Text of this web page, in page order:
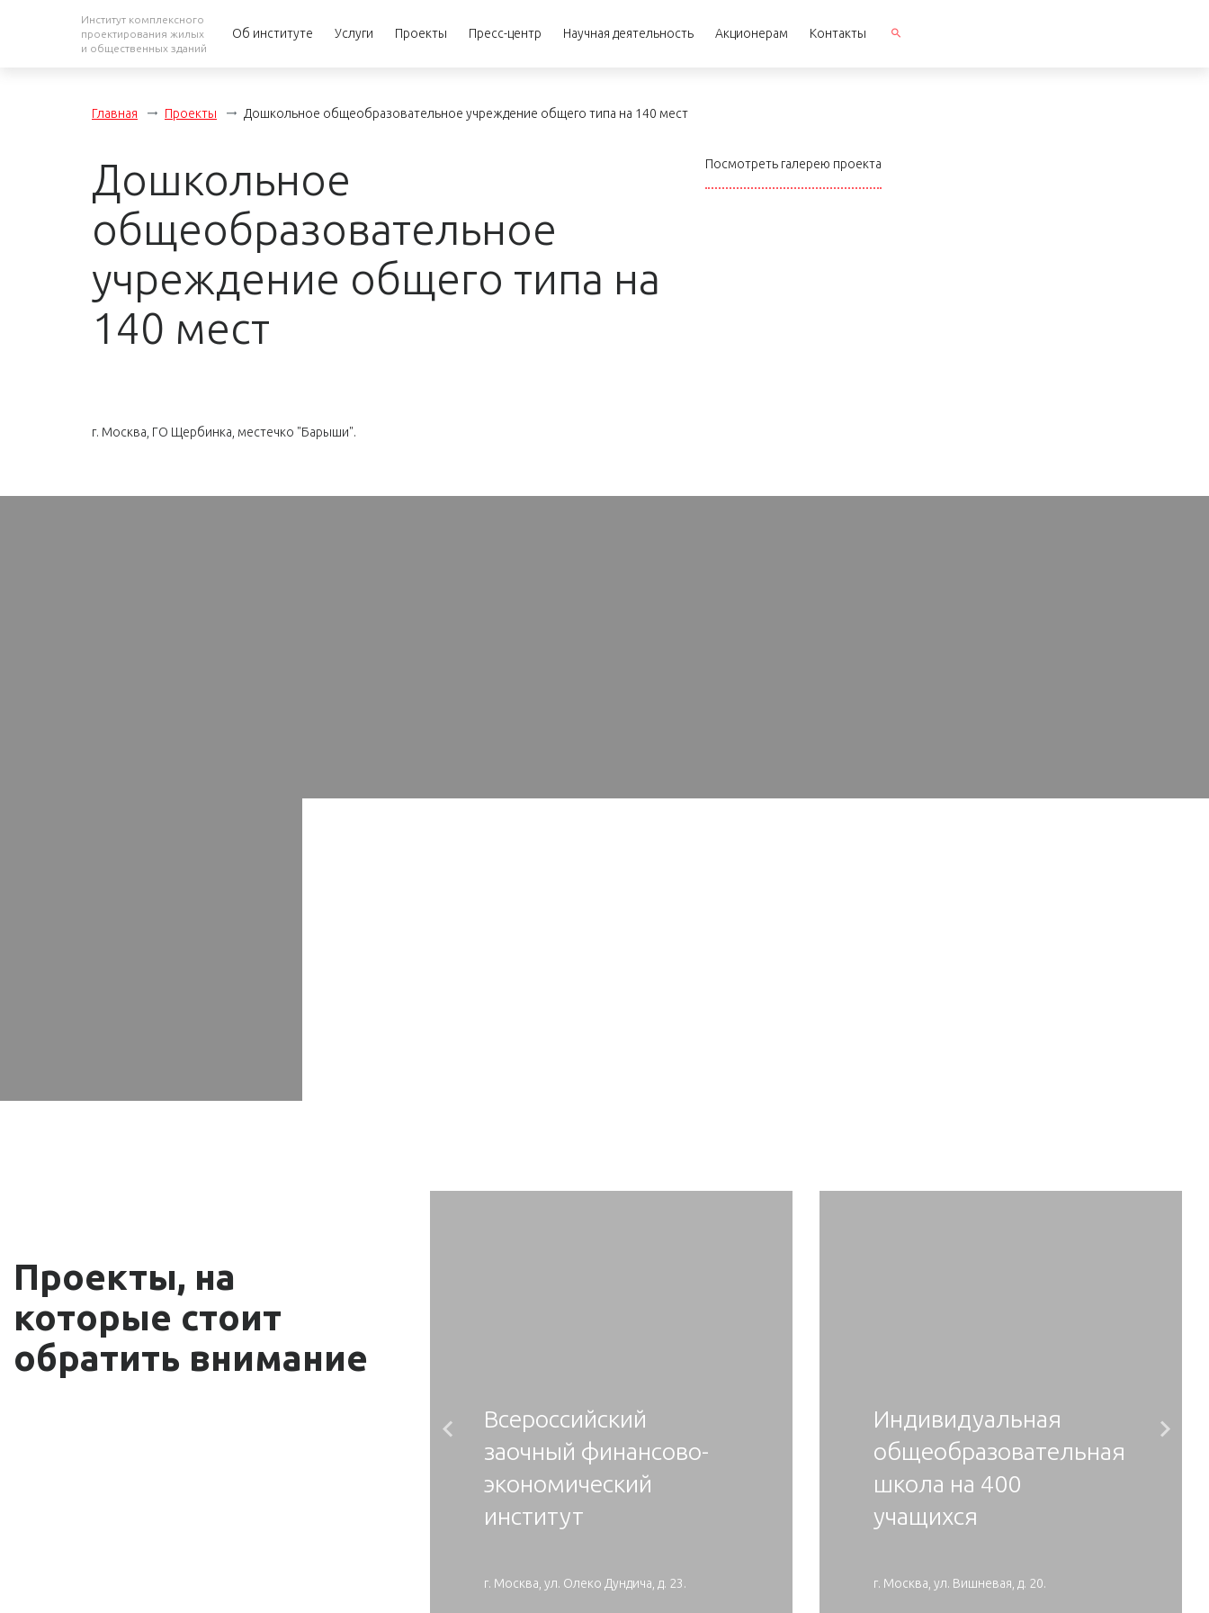
Институт комплексного
проектирования жилых
и общественных зданий
Об институте Услуги Проекты Пресс-центр Научная деятельность Акционерам Контакты
Главная Проекты Дошкольное общеобразовательное учреждение общего типа на 140 мест
Дошкольное
общеобразовательное
учреждение общего типа на
140 мест
г. Москва, ГО Щербинка, местечко "Барыши".
Посмотреть галерею проекта
Проекты, на
которые стоит
обратить внимание
Всероссийский
заочный финансово-
экономический
институт
г. Москва, ул. Олеко Дундича, д. 23.
Индивидуальная
общеобразовательная
школа на 400
учащихся
г. Москва, ул. Вишневая, д. 20.
Previous